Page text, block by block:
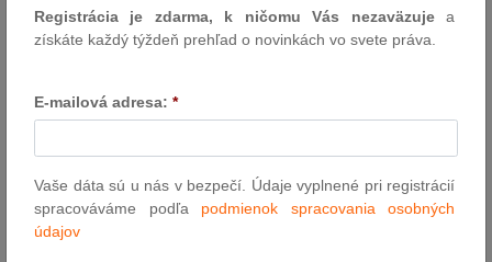
radovan@grujbar.sk
Registrácia je zdarma, k ničomu Vás nezaväzujea
získáte každý týždeň prehľad o novinkách vo svete práva.
E-mailová adresa: *
Vaše dáta sú u nás v bezpečí. Údaje vyplnené pri registrácií
spracováváme podľa podmienok spracovania osobných
údajov